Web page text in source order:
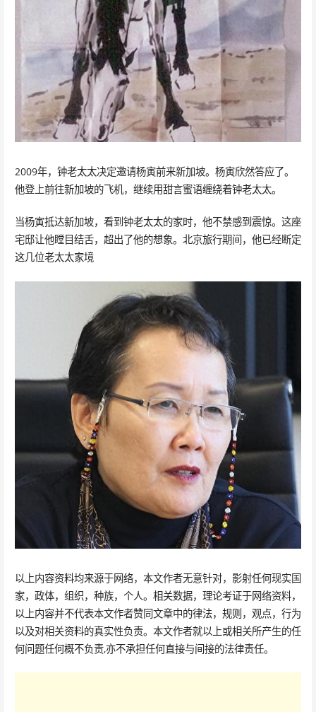
2009年，钟老太太决定邀请杨寅前来新加坡。杨寅欣然答应了。
他登上前往新加坡的飞机，继续用甜言蜜语缠绕着钟老太太。
当杨寅抵达新加坡，看到钟老太太的家时，他不禁感到震惊。这座
宅邸让他瞠目结舌，超出了他的想象。北京旅行期间，他已经断定
这几位老太太家境
以上内容资料均来源于网络，本文作者无意针对，影射任何现实国
家，政体，组织，种族，个人。相关数据，理论考证于网络资料，
以上内容并不代表本文作者赞同文章中的律法，规则，观点，行为
以及对相关资料的真实性负责。本文作者就以上或相关所产生的任
何问题任何概不负责,亦不承担任何直接与间接的法律责任。